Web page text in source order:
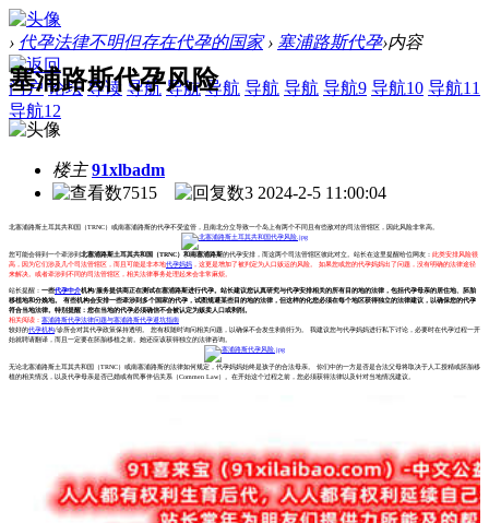
› 代孕法律不明但存在代孕的国家 › 塞浦路斯代孕›内容
门户 论坛 导读 导航 导航 导航 导航 导航 导航9 导航10 导航11
导航12
塞浦路斯代孕风险
楼主 91xlbadm
7515
3 2024-2-5 11:00:04
北塞浦路斯土耳其共和国（TRNC）或南塞浦路斯的代孕不受监管，且南北分立导致一个岛上有两个不同且有些敌对的司法管辖区，因此风险非常高。
您可能会得到一个牵涉到北塞浦路斯土耳其共和国（TRNC）和南塞浦路斯的代孕安排，而这两个司法管辖区彼此对立。站长在这里提醒给位网友： 此类安排风险很
高，因为它们涉及几个司法管辖区，而且可能是非本地代孕妈妈 ，这更是增加了被判定为人口贩运的风险。 如果您或您的代孕妈妈出了问题，没有明确的法律途径
来解决。或者牵涉到不同的司法管辖区，相关法律事务处理起来会非常麻烦。
站长提醒： 一些代孕中介机构/服务提供商正在测试在塞浦路斯进行代孕。站长建议您认真研究与代孕安排相关的所有目的地的法律，包括代孕母亲的居住地、胚胎
移植地和分娩地。 有些机构会安排一些牵涉到多个国家的代孕，试图规避某些目的地的法律，但这样的化您必须在每个地区获得独立的法律建议，以确保您的代孕
符合当地法律。特别提醒：您在当地的代孕必须确信不会被认定为贩卖人口或剥削。
相关阅读： 塞浦路斯代孕法律问题与塞浦路斯代孕避坑指南
较好的代孕机构/诊所会对其代孕政策保持透明。 您有权随时询问相关问题，以确保不会发生剥削行为。 我建议您与代孕妈妈进行私下讨论，必要时在代孕过程一开
始就聘请翻译，而且一定要在胚胎移植之前。她还应该获得独立的法律咨询。
无论北塞浦路斯土耳其共和国（TRNC）或南塞浦路斯的法律如何规定，代孕妈妈始终是孩子的合法母亲。 你们中的一方是否是合法父母将取决于人工授精或胚胎移
植的相关情况，以及代孕母亲是否已婚或有民事伴侣关系（Commen Law）。在开始这个过程之前，您必须获得法律以及针对当地情况建议。